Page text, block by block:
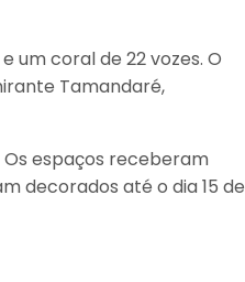
um coral de 22 vozes. O
Tamandaré,
espaços receberam
decorados até o dia 15 de